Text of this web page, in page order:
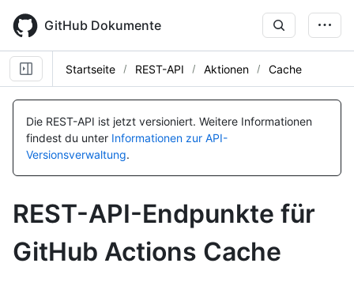
main
content
GitHub Dokumente
Startseite REST-API Aktionen Cache
Die REST-API ist jetzt versioniert. Weitere Informationen
findest du unter Informationen zur API-
Versionsverwaltung.
REST-API-Endpunkte für
GitHub Actions Cache
Name, Typ,
BESCHREIBUNG
Name, Typ,
BESCHREIBUNG
Name, Typ,
BESCHREIBUNG
Name, Typ,
BESCHREIBUNG
Name, Typ,
BESCHREIBUNG
Name, Typ,
BESCHREIBUNG
Name, Typ,
BESCHREIBUNG
Name, Typ,
BESCHREIBUNG
Name, Typ,
BESCHREIBUNG
Name, Typ,
BESCHREIBUNG
Name, Typ,
BESCHREIBUNG
Name, Typ,
BESCHREIBUNG
Name, Typ,
BESCHREIBUNG
Name, Typ,
BESCHREIBUNG
Name, Typ,
BESCHREIBUNG
Name, Typ,
BESCHREIBUNG
Name, Typ,
BESCHREIBUNG
Name, Typ,
BESCHREIBUNG
Name, Typ,
BESCHREIBUNG
Name, Typ,
BESCHREIBUNG
Name, Typ,
BESCHREIBUNG
Name, Typ,
BESCHREIBUNG
Name, Typ,
BESCHREIBUNG
Name, Typ,
BESCHREIBUNG
Name, Typ,
BESCHREIBUNG
Name, Typ,
BESCHREIBUNG
Name, Typ,
BESCHREIBUNG